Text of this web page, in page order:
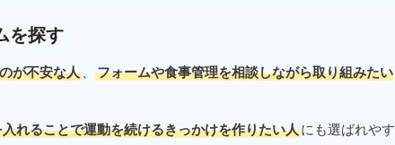
を探す
が不安な人 、
フォームや食事管理を相談しながら取り組みたい
れることで運動を続けるきっかけを作りたい人にも選ばれやす